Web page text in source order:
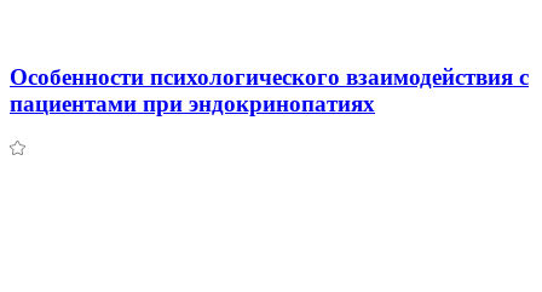
Особенности психологического взаимодействия с
пациентами при эндокринопатиях